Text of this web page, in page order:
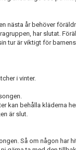
nästa år behöver
har slutat.
tur är viktigt för
i vinter.
kan behålla kläderna
är slut.
Så om någon har